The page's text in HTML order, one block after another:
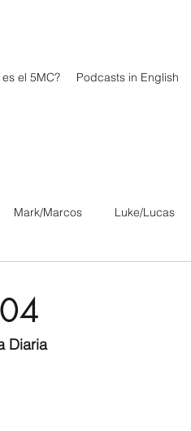
el 5MC? Podcasts in English
Mark/Marcos Luke/Lucas
Diaria